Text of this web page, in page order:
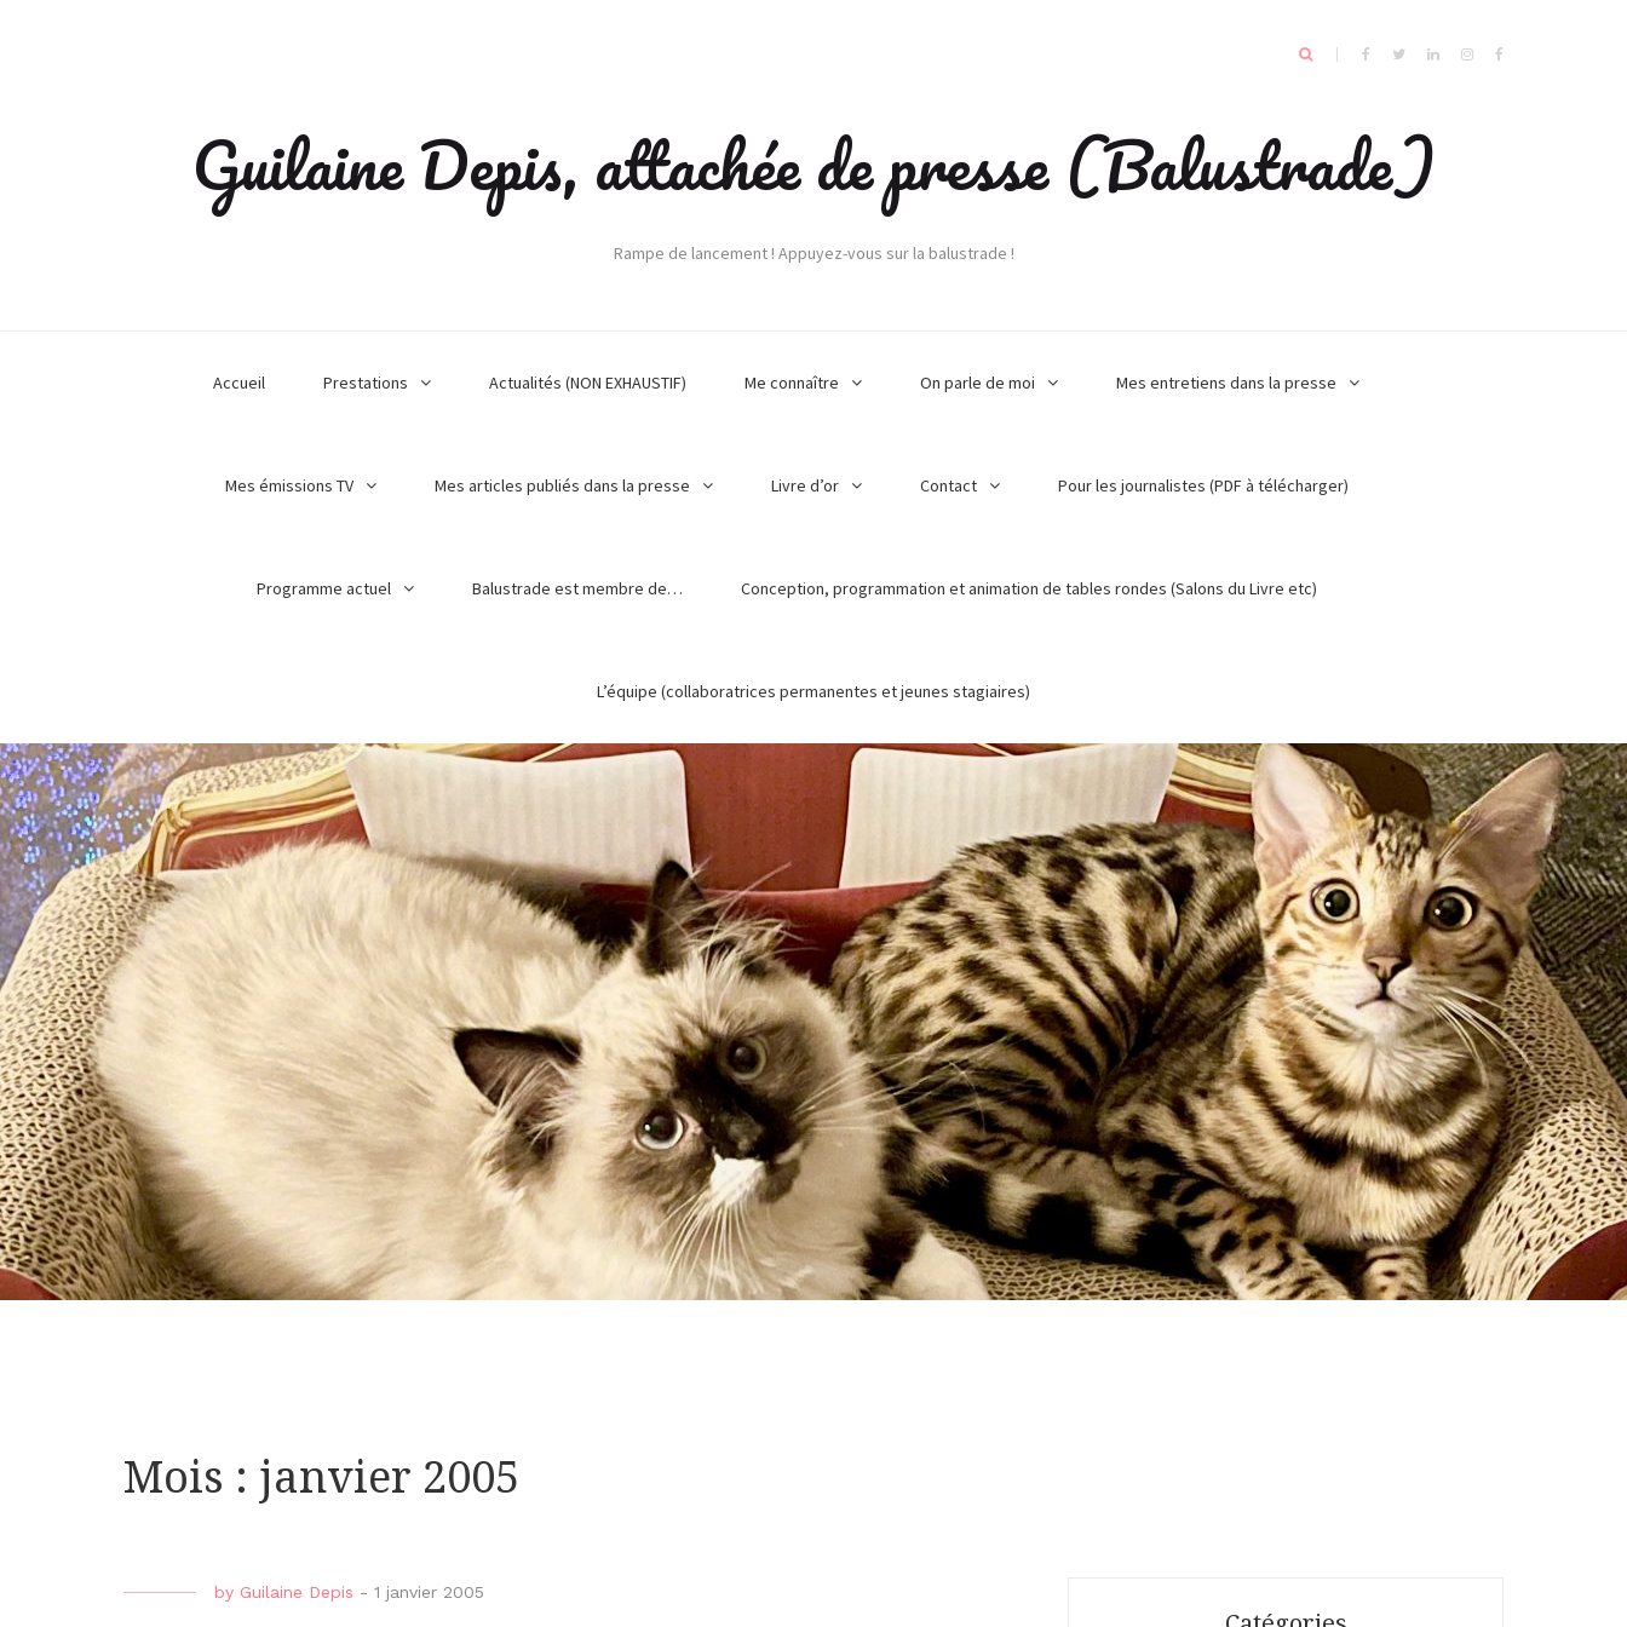
Guilaine Depis, attachée de presse (Balustrade)
Rampe de lancement ! Appuyez-vous sur la balustrade !
Accueil Prestations Actualités (NON EXHAUSTIF) Me connaître On parle de moi Mes entretiens dans la presse
Mes émissions TV Mes articles publiés dans la presse Livre d’or Contact Pour les journalistes (PDF à télécharger)
Programme actuel Balustrade est membre de… Conception, programmation et animation de tables rondes (Salons du Livre etc)
L’équipe (collaboratrices permanentes et jeunes stagiaires)
Mois : janvier 2005
by Guilaine Depis - 1 janvier 2005